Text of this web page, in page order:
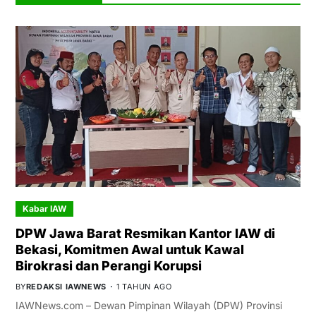
Kabar IAW
DPW Jawa Barat Resmikan Kantor IAW di
Bekasi, Komitmen Awal untuk Kawal
Birokrasi dan Perangi Korupsi
BYREDAKSI IAWNEWS 1 TAHUN AGO
IAWNews.com – Dewan Pimpinan Wilayah (DPW) Provinsi